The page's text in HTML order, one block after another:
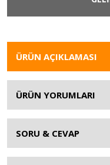
ÜRÜN AÇIKLAMASI
ÜRÜN YORUMLARI
SORU & CEVAP